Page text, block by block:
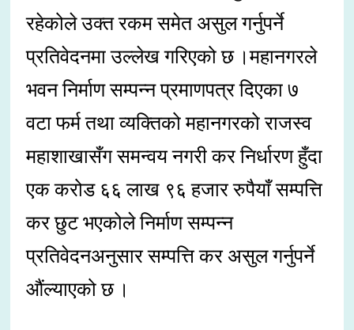
रहेकोले उक्त रकम समेत असुल गर्नुपर्ने
प्रतिवेदनमा उल्लेख गरिएको छ ।महानगरले
भवन निर्माण सम्पन्न प्रमाणपत्र दिएका ७
वटा फर्म तथा व्यक्तिको महानगरको राजस्व
महाशाखासँग समन्वय नगरी कर निर्धारण हुँदा
एक करोड ६६ लाख ९६ हजार रुपैयाँ सम्पत्ति
कर छुट भएकोले निर्माण सम्पन्न
प्रतिवेदनअनुसार सम्पत्ति कर असुल गर्नुपर्ने
औंल्याएको छ ।